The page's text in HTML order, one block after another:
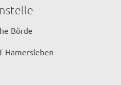
Börde
Hamersleben